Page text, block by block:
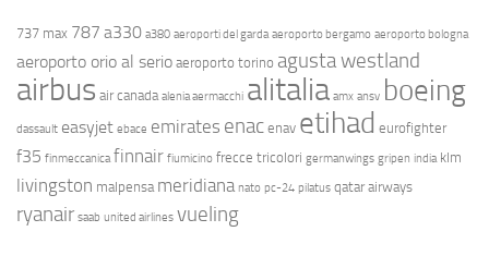
737 max 787 a330 a380 aeroporti del garda aeroporto bergamo aeroporto bologna
aeroporto orio al serio aeroporto torino agusta westland
airbus air canada alenia aermacchi alitalia amx ansv boeing
dassault easyjet ebace emirates enac enav etihad eurofighter
f35 finmeccanica finnair fiumicino frecce tricolori germanwings gripen india klm
livingston malpensa meridiana nato pc-24 pilatus qatar airways
ryanair saab united airlines vueling